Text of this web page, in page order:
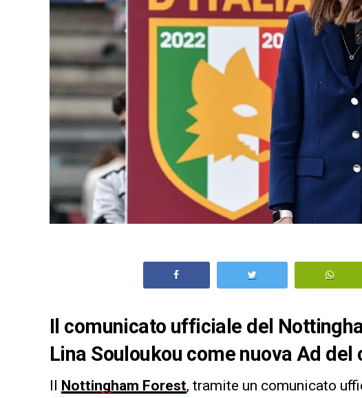
Il comunicato ufficiale del
Lina Souloukou come nuova Ad
Il Nottingham Forest, tramite un comunicato